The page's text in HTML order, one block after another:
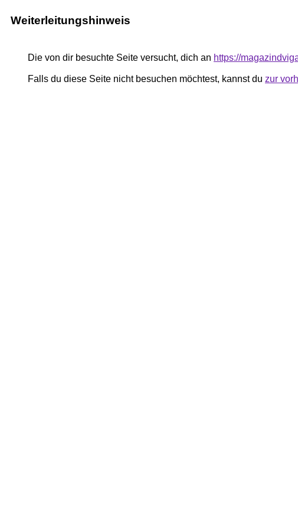
Weiterleitungshinweis
Die von dir besuchte Seite versucht, dich an https://
Falls du diese Seite nicht besuchen möchtest, kannst du zur